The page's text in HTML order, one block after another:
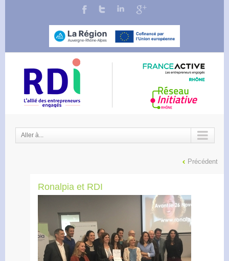
Aller à...
Précédent
Ronalpia et RDI